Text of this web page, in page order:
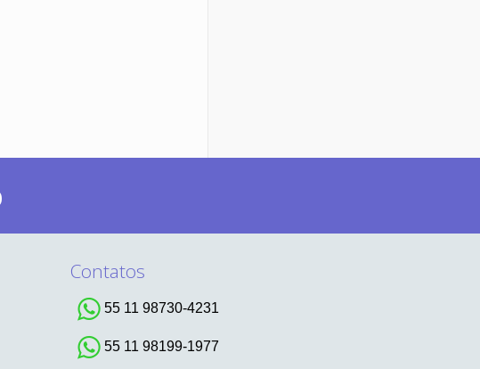
Contatos
55 11 98730-4231
55 11 98199-1977